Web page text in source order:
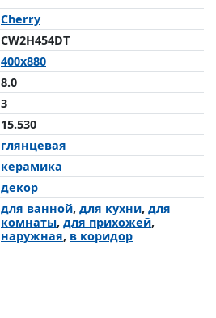
Cherry
CW2H454DT
400x880
8.0
3
15.530
глянцевая
керамика
декор
для ванной, для кухни, для
комнаты, для прихожей,
наружная, в коридор